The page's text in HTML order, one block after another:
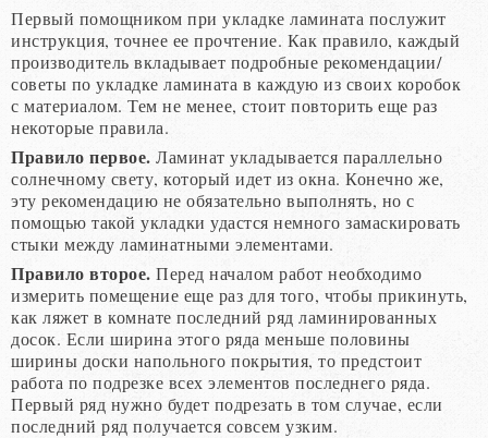
Первый помощником при укладке ламината послужит
инструкция, точнее ее прочтение. Как правило, каждый
производитель вкладывает подробные рекомендации/
советы по укладке ламината в каждую из своих коробок
с материалом. Тем не менее, стоит повторить еще раз
некоторые правила.
Правило первое. Ламинат укладывается параллельно
солнечному свету, который идет из окна. Конечно же,
эту рекомендацию не обязательно выполнять, но с
помощью такой укладки удастся немного замаскировать
стыки между ламинатными элементами.
Правило второе. Перед началом работ необходимо
измерить помещение еще раз для того, чтобы прикинуть,
как ляжет в комнате последний ряд ламинированных
досок. Если ширина этого ряда меньше половины
ширины доски напольного покрытия, то предстоит
работа по подрезке всех элементов последнего ряда.
Первый ряд нужно будет подрезать в том случае, если
последний ряд получается совсем узким.